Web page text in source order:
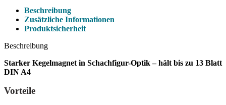
Beschreibung
Zusätzliche Informationen
Produktsicherheit
Beschreibung
Starker Kegelmagnet in Schachfigur-Optik – hält bis zu 13 Blatt
DIN A4
Vorteile